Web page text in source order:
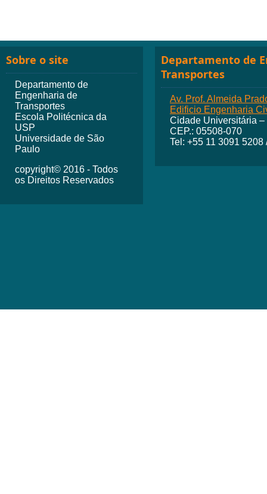
Sobre o site
Departamento de
Engenharia de
Transportes
Escola Politécnica da
USP
Universidade de São
Paulo
copyright© 2016 - Todos
os Direitos Reservados
Departamento de
Transportes
Av. Prof. Almeida
Edificio Engenharia
Cidade Universitária
CEP.: 05508-070
Tel: +55 11 3091